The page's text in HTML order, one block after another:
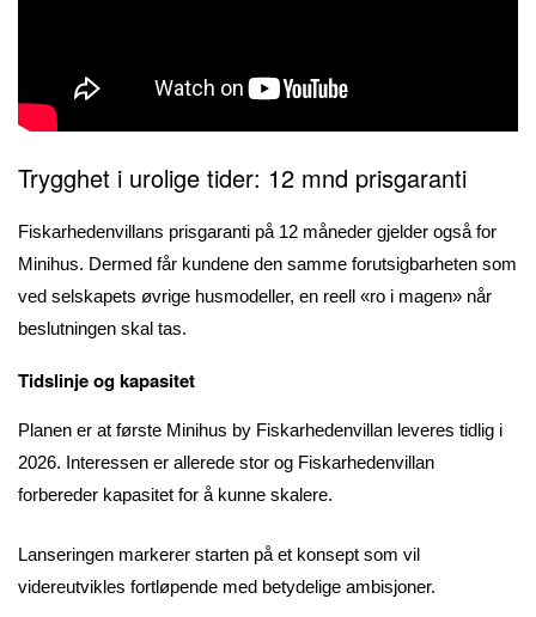
Trygghet i urolige tider: 12 mnd prisgaranti
Fiskarhedenvillans prisgaranti på 12 måneder gjelder også for
Minihus. Dermed får kundene den samme forutsigbarheten som
ved selskapets øvrige husmodeller, en reell «ro i magen» når
beslutningen skal tas.
Tidslinje og kapasitet
Planen er at første Minihus by Fiskarhedenvillan leveres tidlig i
2026. Interessen er allerede stor og Fiskarhedenvillan
forbereder kapasitet for å kunne skalere.
Lanseringen markerer starten på et konsept som vil
videreutvikles fortløpende med betydelige ambisjoner.